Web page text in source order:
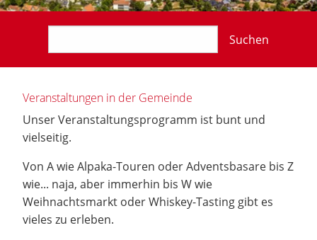
Suchen
Veranstaltungen in der Gemeinde
Unser Veranstaltungsprogramm ist bunt und
vielseitig.
Von A wie Alpaka-Touren oder Adventsbasare bis Z
wie... naja, aber immerhin bis W wie
Weihnachtsmarkt oder Whiskey-Tasting gibt es
vieles zu erleben.